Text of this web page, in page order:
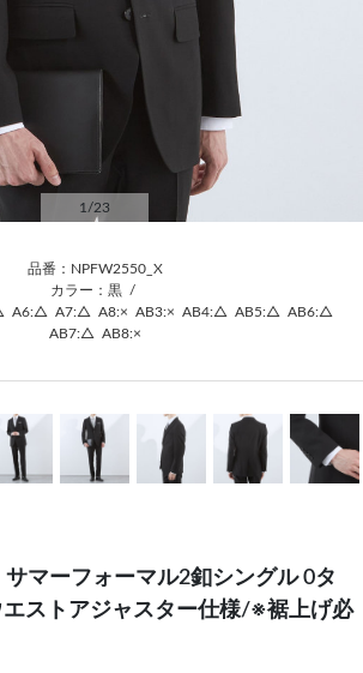
1 /23
品番：NPFW2550_X
カラー：黒 /
A6:△ A7:△ A8:× AB3:× AB4:△ AB5:△ AB6:△
AB7:△ AB8:×
サマーフォーマル2釦シングル 0タ
ストアジャスター仕様/※裾上げ必